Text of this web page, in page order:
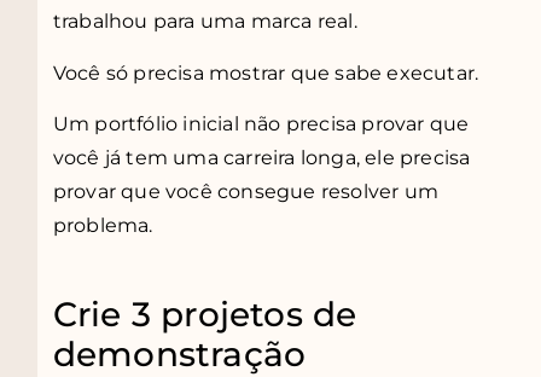
trabalhou para uma marca real.
Você só precisa mostrar que sabe executar.
Um portfólio inicial não precisa provar que
você já tem uma carreira longa, ele precisa
provar que você consegue resolver um
problema.
Crie 3 projetos de
demonstração